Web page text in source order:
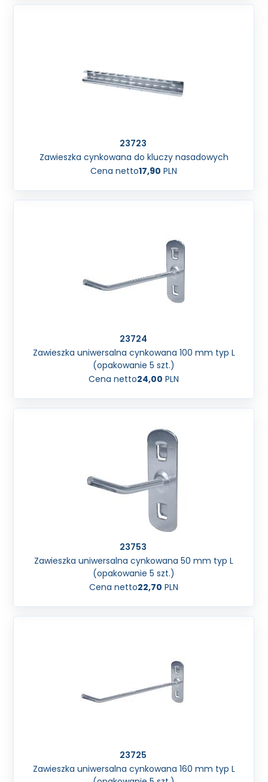
23723
Zawieszka cynkowana do kluczy nasadowych
Cena netto17,90 PLN
23724
Zawieszka uniwersalna cynkowana 100 mm typ L
(opakowanie 5 szt.)
Cena netto24,00 PLN
23753
Zawieszka uniwersalna cynkowana 50 mm typ L
(opakowanie 5 szt.)
Cena netto22,70 PLN
23725
Zawieszka uniwersalna cynkowana 160 mm typ L